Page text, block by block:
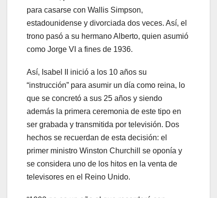
para casarse con Wallis Simpson,
estadounidense y divorciada dos veces. Así, el
trono pasó a su hermano Alberto, quien asumió
como Jorge VI a fines de 1936.
Así, Isabel II inició a los 10 años su
“instrucción” para asumir un día como reina, lo
que se concretó a sus 25 años y siendo
además la primera ceremonia de este tipo en
ser grabada y transmitida por televisión. Dos
hechos se recuerdan de esta decisión: el
primer ministro Winston Churchill se oponía y
se considera uno de los hitos en la venta de
televisores en el Reino Unido.